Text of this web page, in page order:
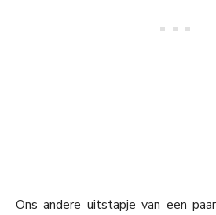
Ons andere uitstapje van een